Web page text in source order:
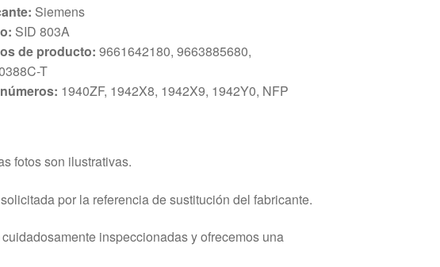
Siemens
SID 803A
de producto: 9661642180, 9663885680,
T
1940ZF, 1942X8, 1942X9, 1942Y0, NFP
fotos son ilustrativas.
por la referencia de sustitución del fabricante.
inspeccionadas y ofrecemos una